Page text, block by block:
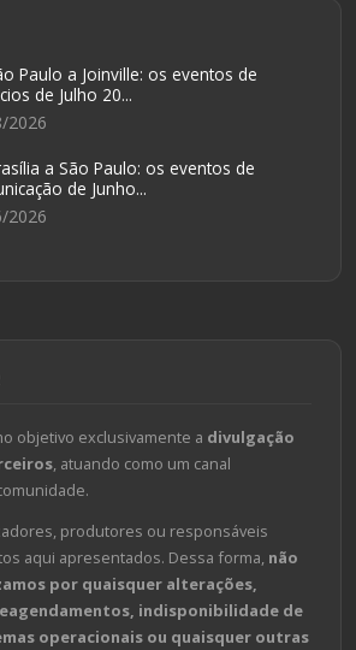
Paulo a Joinville: os eventos de
de Julho 20...
2026
a São Paulo: os eventos de
de Junho...
2026
objetivo exclusivamente a divulgação
, atuando como um canal
produtores ou responsáveis
aqui apresentados. Dessa forma, não
por quaisquer alterações,
indisponibilidade de
operacionais ou quaisquer outras